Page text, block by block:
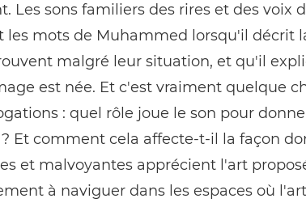
Les sons familiers des rires et des voix
les mots de Muhammed lorsqu'il décrit
malgré leur situation, et qu'il
est née. Et c'est vraiment quelque
: quel rôle joue le son pour
Et comment cela affecte-t-il la façon
et malvoyantes apprécient l'art
à naviguer dans les espaces où